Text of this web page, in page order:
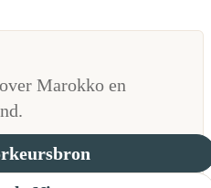
Marokko en